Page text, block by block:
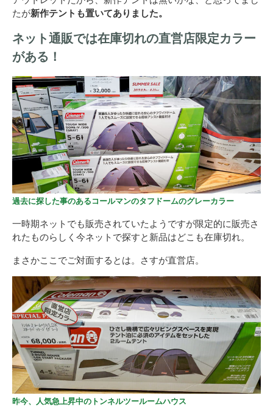
たが新作テントも置いてありました。
ネット通販では在庫切れの直営店限定カラー
がある！
過去に探した事のあるコールマンのタフドームのグレーカラー
一時期ネットでも販売されていたようですが限定的に販売さ
れたものらしく今ネットで探すと新品はどこも在庫切れ。
まさかここでご対面するとは。さすが直営店。
昨今、人気急上昇中のトンネルツールームハウス